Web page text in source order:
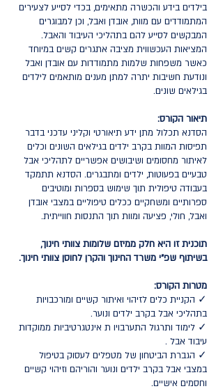
בילדים בידע והכשרה מתאימים, בכדי לסייע לצעירים
המתמודדים עם מוות, אובדן ואבל, וכן למבוגרים
המבקשים לסייע להם בתהליכי העיבוד והאבל.
המציאות העכשווית מציבה אתגרים קשים במיוחד
כאשר משפחות שלמות מתמודדות עם אובדן ואבל
ונודעת חשיבות יתרה למתן מענים מותאמים לילדים
בגילאים שונים.
תיאור הקורס:
הסדנא תכלול מתן ידע תיאורטי וקליני עדכני בדבר
תפיסות המוות בקרב ילדים בגילאים השונים וכלים
לאיתור מחסומים ושיבושים אפשריים לתהליכי אבל
טבעיים בפעוטות, ילדים ומתבגרים. הסדנא תתמקד
בעבודה טיפולית תוך שימוש בספרות ומוטיבים
ספרותיים ומשחקיים ככלים טיפוליים במצבי אובדן
ואבל, חולי, פציעה ומוות תוך התנסות חווייתית.
תוכנית זו היא חלק ממיזם שלומות צוותי חינוך,
בשיתוף שפ"י משרד החינוך והקרן לחוסן צוותי חינוך.
מטרות הקורס:
✓ הקניית כלים לזיהוי ואיתור קשיים ומורכבויות
בתהליכי אבל בקרב ילדים ונוער.
✓ לימוד ותרגול התערבויו ת אינטגרטיביות ממוקדות
עיבוד אבל .
✓ הגברת הביטחון של מטפלים לעסוק בטיפול
במצבי אבל בקרב ילדים ונוער והוריהם וזיהוי קשיים
וחסמים אישיים.